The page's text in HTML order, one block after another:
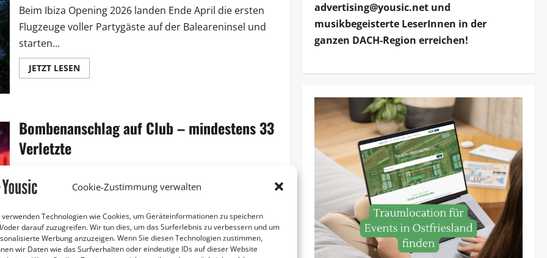
Cookie-Zustimmung verwalten
verwenden Technologien wie Cookies, um Geräteinformationen zu speichern
oder darauf zuzugreifen. Wir tun dies, um das Surferlebnis zu verbessern und um
Werbung anzuzeigen. Wenn Sie diesen Technologien zustimmen,
wir Daten wie das Surfverhalten oder eindeutige IDs auf dieser Website
Beim Ibiza Opening 2026 landen Ende April die ersten
Flugzeuge voller Partygäste auf der Baleareninsel und
starten...
JETZT LESEN
Bombenanschlag auf Club – mindestens 33
Verletzte
Perus sind am vergangenen Wochenende zahlreiche
Menschen verletzt worden....
advertising@yousic.net und
musikbegeisterte LeserInnen in der
ganzen DACH-Region erreichen!